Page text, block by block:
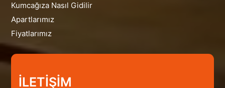
Kumcağıza Nasıl Gidilir
Apartlarımız
Fiyatlarımız
İLETİŞİM